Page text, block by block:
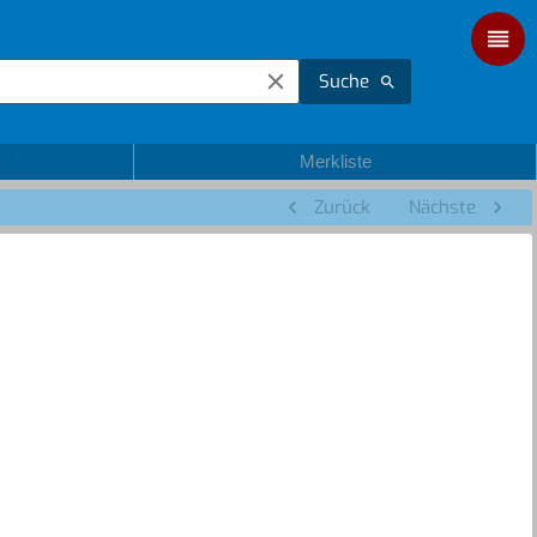
Suche
Merkliste
Zurück Nächste